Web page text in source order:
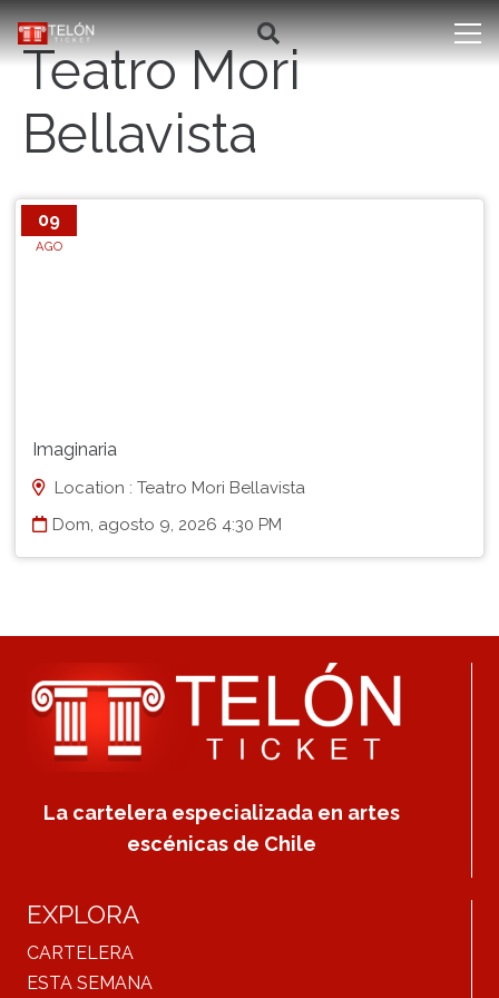
Teatro Mori
Bellavista
09
AGO
Imaginaria
Location : Teatro Mori Bellavista
Dom, agosto 9, 2026 4:30 PM
La cartelera especializada en artes
escénicas de Chile
EXPLORA
CARTELERA
ESTA SEMANA